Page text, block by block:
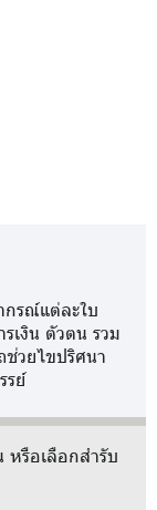
รณ์แต่ละใบ
รเงิน ตัวตน รวม
วยไขปริศนา
รย์
หรือเลือกสำรับ